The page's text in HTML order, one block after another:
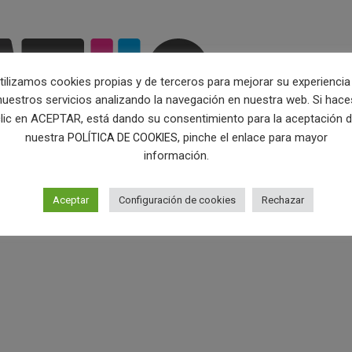
cookies propias y de terceros para mejorar su
servicios analizando la navegación en nuestra web. Si
en ACEPTAR, está dando su consentimiento para la aceptación
nuestra POLÍTICA DE COOKIES, pinche el enlace para mayor
información.
Aceptar Configuración de cookies Rechazar